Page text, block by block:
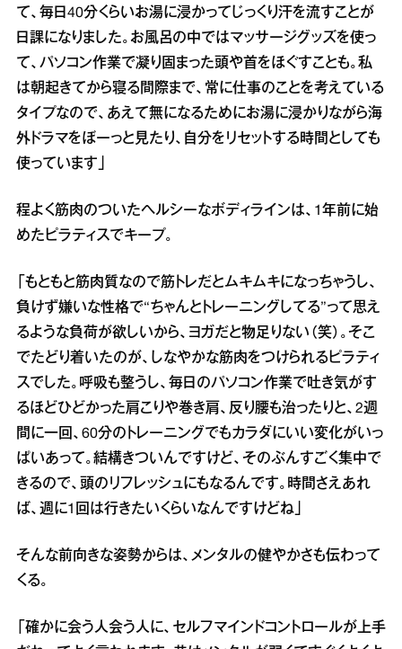
て、毎日40分くらいお湯に浸かってじっくり汗を流すことが
日課になりました。お風呂の中ではマッサージグッズを使っ
て、パソコン作業で凝り固まった頭や首をほぐすことも。私
は朝起きてから寝る間際まで、常に仕事のことを考えている
タイプなので、あえて無になるためにお湯に浸かりながら海
外ドラマをぼーっと見たり、自分をリセットする時間としても
使っています」
程よく筋肉のついたヘルシーなボディラインは、1年前に始
めたピラティスでキープ。
「もともと筋肉質なので筋トレだとムキムキになっちゃうし、
負けず嫌いな性格で“ちゃんとトレーニングしてる”って思え
るような負荷が欲しいから、ヨガだと物足りない（笑）。そこ
でたどり着いたのが、しなやかな筋肉をつけられるピラティ
スでした。呼吸も整うし、毎日のパソコン作業で吐き気がす
るほどひどかった肩こりや巻き肩、反り腰も治ったりと、2週
間に一回、60分のトレーニングでもカラダにいい変化がいっ
ぱいあって。結構きついんですけど、そのぶんすごく集中で
きるので、頭のリフレッシュにもなるんです。時間さえあれ
ば、週に1回は行きたいくらいなんですけどね」
そんな前向きな姿勢からは、メンタルの健やかさも伝わって
くる。
「確かに会う人会う人に、セルフマインドコントロールが上手